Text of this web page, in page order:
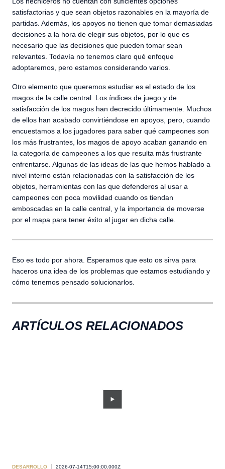
satisfactorias y que sean objetos razonables en la mayoría de
partidas. Además, los apoyos no tienen que tomar demasiadas
decisiones a la hora de elegir sus objetos, por lo que es
necesario que las decisiones que pueden tomar sean
relevantes. Todavía no tenemos claro qué enfoque
adoptaremos, pero estamos considerando varios.
Otro elemento que queremos estudiar es el estado de los
magos de la calle central. Los índices de juego y de
satisfacción de los magos han decrecido últimamente. Muchos
de ellos han acabado convirtiéndose en apoyos, pero, cuando
encuestamos a los jugadores para saber qué campeones son
los más frustrantes, los magos de apoyo acaban ganando en
la categoría de campeones a los que resulta más frustrante
enfrentarse. Algunas de las ideas de las que hemos hablado a
nivel interno están relacionadas con la satisfacción de los
objetos, herramientas con las que defenderos al usar a
campeones con poca movilidad cuando os tiendan
emboscadas en la calle central, y la importancia de moverse
por el mapa para tener éxito al jugar en dicha calle.
Eso es todo por ahora. Esperamos que esto os sirva para
haceros una idea de los problemas que estamos estudiando y
cómo tenemos pensado solucionarlos.
ARTÍCULOS RELACIONADOS
DESARROLLO 2026-07-14T15:00:00.000Z